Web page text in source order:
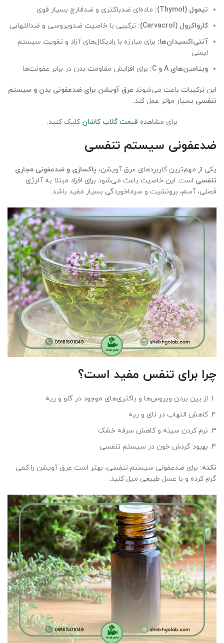
تیمول (Thymol):
ماده‌ای ضدباکتری و ضدقارچ بسیار قوی
کارواکرول (Carvacrol):
ترکیبی با خاصیت ضدویروسی و ضدالتهابی
آنتی‌اکسیدان‌ها: برای مبارزه با رادیکال‌های آزاد و تقویت سیستم
ایمنی
ویتامین‌های
و برای افزایش مقاومت بدن در برابر عفونت‌ها
این ترکیبات باعث می‌شوند عرق آویشن برای ضدعفونی بدن و سیستم
تنفسی بسیار مؤثر عمل کند.
برای مشاهده قیمت گلاب کاشان کلیک کنید.
ضدعفونی سیستم تنفسی
یکی از مهم‌ترین کاربردهای عرق آویشن، پاکسازی و ضدعفونی مجاری
تنفسی است. این خاصیت باعث می‌شود برای افراد مبتلا به آلرژی
فصلی، آسم، برونشیت و سرماخوردگی بسیار مفید باشد.
چرا برای تنفس مفید است؟
از بین بردن ویروس‌ها و باکتری‌های موجود در گلو و ریه
کاهش التهاب در نای و ریه
نرم کردن سینه و کاهش سرفه خشک
بهبود گردش خون در سیستم تنفسی
نکته: برای ضدعفونی سیستم تنفسی، بهتر است عرق آویشن را کمی
گرم کرده و با عسل طبیعی میل کنید.